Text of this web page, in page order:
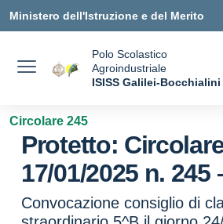
Vai ai contenuti
Vai al menu di navigazione
Vai al footer
Ministero dell'Istruzione e del Merito
Polo Scolastico
Agroindustriale
ISISS Galilei-Bocchialini
Circolare 245
Protetto:
17/01/2025 n. 245
Convocazione consiglio di